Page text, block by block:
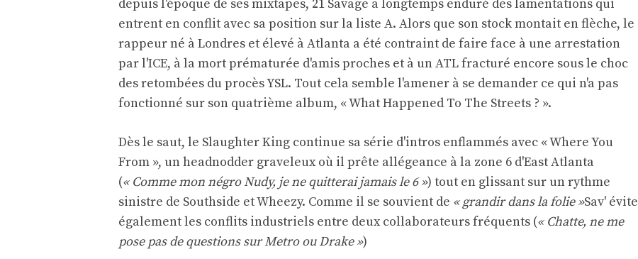
depuis l'époque de ses mixtapes, 21 Savage a longtemps enduré des lamentations qui
entrent en conflit avec sa position sur la liste A. Alors que son stock montait en flèche, le
rappeur né à Londres et élevé à Atlanta a été contraint de faire face à une arrestation
par l'ICE, à la mort prématurée d'amis proches et à un ATL fracturé encore sous le choc
des retombées du procès YSL. Tout cela semble l'amener à se demander ce qui n'a pas
fonctionné sur son quatrième album, « What Happened To The Streets ? ».
Dès le saut, le Slaughter King continue sa série d'intros enflammés avec « Where You
From », un headnodder graveleux où il prête allégeance à la zone 6 d'East Atlanta
(« Comme mon négro Nudy, je ne quitterai jamais le 6 ») tout en glissant sur un rythme
sinistre de Southside et Wheezy. Comme il se souvient de « grandir dans la folie »Sav' évite
également les conflits industriels entre deux collaborateurs fréquents (« Chatte, ne me
pose pas de questions sur Metro ou Drake »)